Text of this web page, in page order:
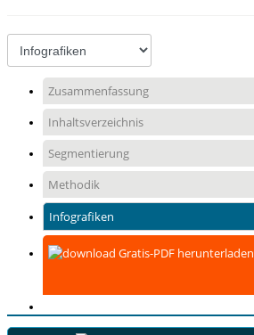
Zusammenfassung
Inhaltsverzeichnis
Segmentierung
Methodik
Infografiken
Gratis-PDF herunterladen